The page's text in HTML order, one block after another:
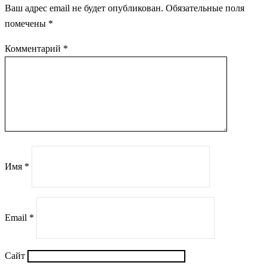
Ваш адрес email не будет опубликован. Обязательные поля
помечены *
Комментарий *
Имя *
Email *
Сайт